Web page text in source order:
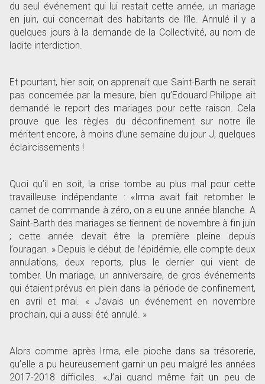
du seul événement qui lui restait cette année, un mariage
en juin, qui concernait des habitants de l’île. Annulé il y a
quelques jours à la demande de la Collectivité, au nom de
ladite interdiction.
Et pourtant, hier soir, on apprenait que Saint-Barth ne serait
pas concernée par la mesure, bien qu’Edouard Philippe ait
demandé le report des mariages pour cette raison. Cela
prouve que les règles du déconfinement sur notre île
méritent encore, à moins d’une semaine du jour J, quelques
éclaircissements !
Quoi qu’il en soit, la crise tombe au plus mal pour cette
travailleuse indépendante : «Irma avait fait retomber le
carnet de commande à zéro, on a eu une année blanche. A
Saint-Barth des mariages se tiennent de novembre à fin juin
; cette année devait être la première pleine depuis
l’ouragan. » Depuis le début de l’épidémie, elle compte deux
annulations, deux reports, plus le dernier qui vient de
tomber. Un mariage, un anniversaire, de gros événements
qui étaient prévus en plein dans la période de confinement,
en avril et mai. « J’avais un événement en novembre
prochain, qui a aussi été annulé. »
Alors comme après Irma, elle pioche dans sa trésorerie,
qu’elle a pu heureusement garnir un peu malgré les années
2017-2018 difficiles. «J’ai quand même fait un peu de